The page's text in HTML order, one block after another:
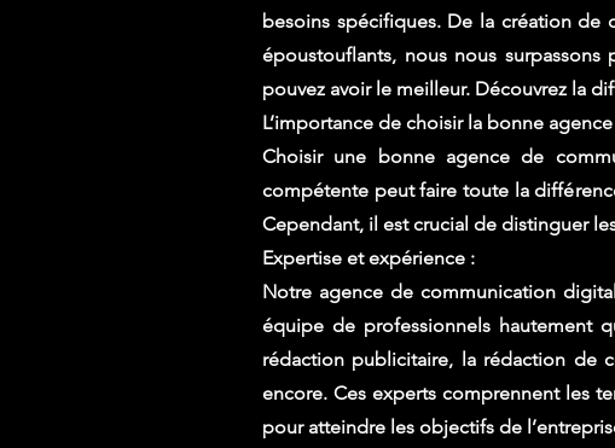
besoins spécifiques. De la création de
époustouflants, nous nous
pouvez avoir le meilleur. Découvrez la
L’importance de choisir la bonne agence
Choisir une bonne agence de
compétente peut faire toute la
Cependant, il est crucial de distinguer
Expertise et expérience :
Notre agence de communication
équipe de professionnels hautement
rédaction publicitaire, la rédaction de
encore. Ces experts comprennent les
pour atteindre les objectifs de